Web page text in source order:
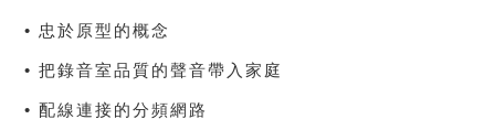
• 忠於原型的概念
• 把錄音室品質的聲音帶入家庭
• 配線連接的分頻網路